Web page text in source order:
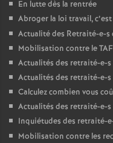
En lutte dès la rentrée
Abroger la loi travail,
Actualité des Retraité-e-s
Mobilisation contre le
Actualités des retraité-e-s
Actualités des retraité-e-s
Calculez combien vous
Actualités des retraité-e-s
Inquiétudes des retraité-
Mobilisation contre les